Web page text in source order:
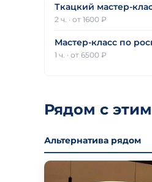
Ткацкий мастер-
2 ч. · от 1600 ₽
Мастер-класс по
1 ч. · от 6500 ₽
Рядом с
Альтернатива рядом